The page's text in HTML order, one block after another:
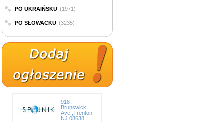
PO UKRAIŃSKU (1971)
PO SŁOWACKU (3235)
918
Brunswick
Ave.,Trenton,
NJ 08638